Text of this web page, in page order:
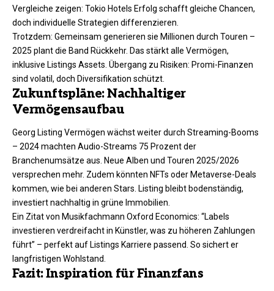
Vergleiche zeigen: Tokio Hotels Erfolg schafft gleiche Chancen,
doch individuelle Strategien differenzieren.
Trotzdem: Gemeinsam generieren sie Millionen durch Touren –
2025 plant die Band Rückkehr. Das stärkt alle Vermögen,
inklusive Listings Assets. Übergang zu Risiken: Promi-Finanzen
sind volatil, doch Diversifikation schützt.​
Zukunftspläne: Nachhaltiger
Vermögensaufbau
Georg Listing Vermögen wächst weiter durch Streaming-Booms
– 2024 machten Audio-Streams 75 Prozent der
Branchenumsätze aus. Neue Alben und Touren 2025/2026
versprechen mehr. Zudem könnten NFTs oder Metaverse-Deals
kommen, wie bei anderen Stars. Listing bleibt bodenständig,
investiert nachhaltig in grüne Immobilien.​​
Ein Zitat von Musikfachmann Oxford Economics: “Labels
investieren verdreifacht in Künstler, was zu höheren Zahlungen
führt” – perfekt auf Listings Karriere passend. So sichert er
langfristigen Wohlstand.​
Fazit: Inspiration für Finanzfans